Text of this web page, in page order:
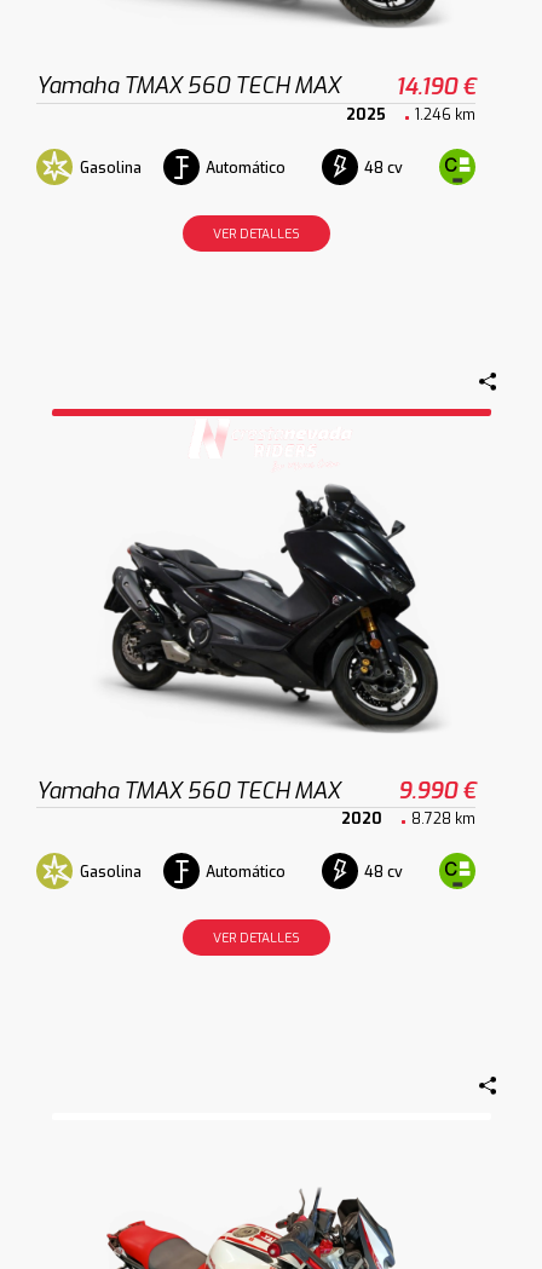
Yamaha TMAX 560 TECH MAX 14.190 €
2025 1.246 km
Gasolina Automático 48 cv
VER DETALLES
Yamaha TMAX 560 TECH MAX 9.990 €
2020 8.728 km
Gasolina Automático 48 cv
VER DETALLES